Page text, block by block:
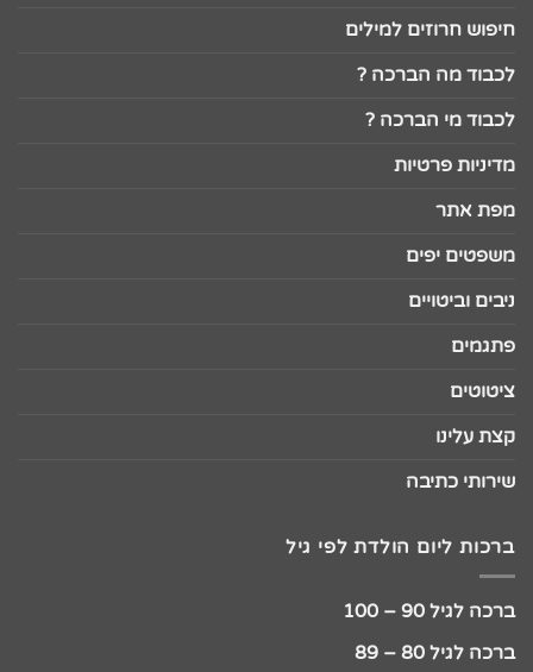
חיפוש חרוזים למילים
לכבוד מה הברכה ?
לכבוד מי הברכה ?
מדיניות פרטיות
מפת אתר
משפטים יפים
ניבים וביטויים
פתגמים
ציטוטים
קצת עלינו
שירותי כתיבה
ברכות ליום הולדת לפי גיל
ברכה לגיל 90 – 100
ברכה לגיל 80 – 89